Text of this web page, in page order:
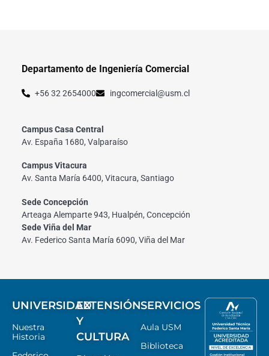
Departamento de Ingeniería Comercial
+56 32 2654000 ingcomercial@usm.cl
Campus Casa Central
Av. España 1680, Valparaíso
Campus Vitacura
Av. Santa María 6400, Vitacura, Santiago
Sede Concepción
Arteaga Alemparte 943, Hualpén, Concepción
Sede Viña del Mar
Av. Federico Santa María 6090, Viña del Mar
UNIVERSIDAD
Nuestra
Historia
EXTENSIÓN
Y
CULTURA
SERVICIOS
Aula USM
Biblioteca